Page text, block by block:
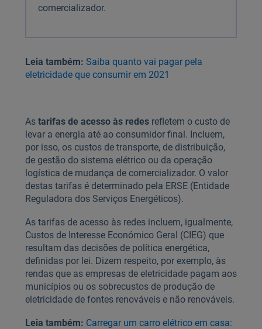
comercializador.
Leia também: Saiba quanto vai pagar pela
eletricidade que consumir em 2021
As tarifas de acesso às redesrefletem o custo de
levar a energia até ao consumidor final. Incluem,
por isso, os custos de transporte, de distribuição,
de gestão do sistema elétrico ou da operação
logística de mudança de comercializador. O valor
destas tarifas é determinado pela ERSE (Entidade
Reguladora dos Serviços Energéticos).
As tarifas de acesso às redes incluem, igualmente,
Custos de Interesse Económico Geral (CIEG) que
resultam das decisões de política energética,
definidas por lei. Dizem respeito, por exemplo, às
rendas que as empresas de eletricidade pagam aos
municípios ou os sobrecustos de produção de
eletricidade de fontes renováveis e não renováveis.
Leia também: Carregar um carro elétrico em casa: